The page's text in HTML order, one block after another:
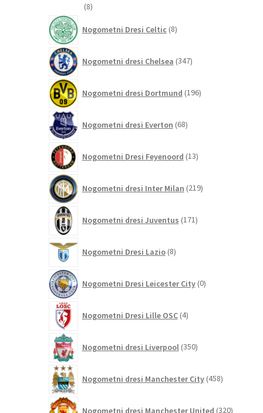
88
Nogometni Dresi Celtic 8izdelkov
Nogometni dresi Chelsea 347izdelkov
Nogometni dresi Dortmund 196izdelkov
Nogometni dresi Everton 68izdelkov
Nogometni Dresi Feyenoord 13izdelkov
Nogometni dresi Inter Milan 219izdelkov
Nogometni dresi Juventus 171izdelkov
Nogometni Dresi Lazio 8izdelkov
Nogometni Dresi Leicester City 0izdelkov
Nogometni Dresi Lille OSC 4izdelki
Nogometni dresi Liverpool 350izdelkov
Nogometni dresi Manchester City 458izdelkov
Nogometni dresi Manchester United 320